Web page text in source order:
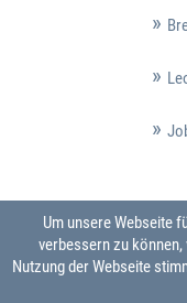
Um unsere Webseite
verbessern zu
Nutzung der Webseite